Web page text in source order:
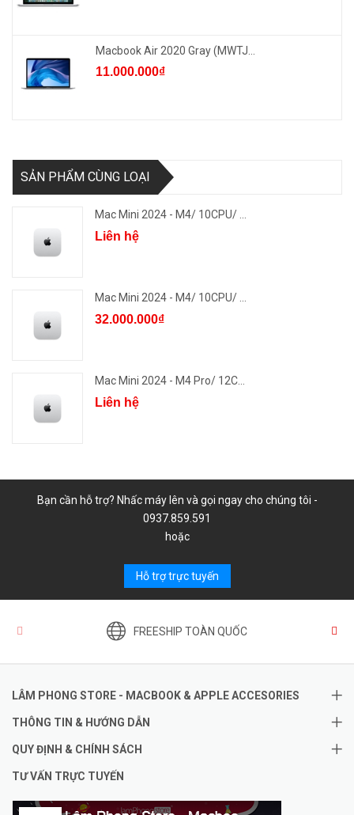
Macbook Air 2020 Gray (MWTJ...
11.000.000₫
SẢN PHẨM CÙNG LOẠI
Mac Mini 2024 - M4/ 10CPU/ ...
Liên hệ
Mac Mini 2024 - M4/ 10CPU/ ...
32.000.000₫
Mac Mini 2024 - M4 Pro/ 12C...
Liên hệ
Bạn cần hỗ trợ? Nhấc máy lên và gọi ngay cho chúng tôi -
0937.859.591
hoặc
Hỗ trợ trực tuyến
FREESHIP TOÀN QUỐC
LÂM PHONG STORE - MACBOOK & APPLE ACCESORIES
THÔNG TIN & HƯỚNG DẪN
QUY ĐỊNH & CHÍNH SÁCH
TƯ VẤN TRỰC TUYẾN